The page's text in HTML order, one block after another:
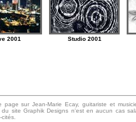
2001 Studio 2001
page sur Jean-Marie Ecay, guitariste et
du site Graphik Designs n'est en aucun cas